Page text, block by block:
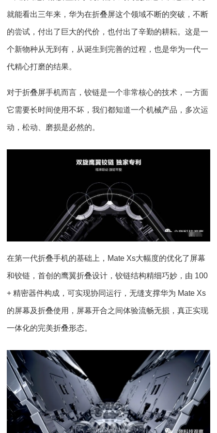
就能看出三年来，华为在折叠屏这个领域不断的突破，不断
的尝试，付出了巨大的代价，也付出了辛勤的耕耘。这是一
个新物种从无到有，从诞生到完善的过程，也是华为一代一
代精心打磨的结果。
对于折叠屏手机而言，铰链是一个非常核心的技术，一方面
它需要长时间使用不坏，我们都知道一个机械产品，多次运
动，松动、磨损是必然的。
在第一代折叠手机的基础上，Mate Xs大幅度的优化了屏幕
和铰链，首创的鹰翼折叠设计，铰链结构精细巧妙，由 100
+ 精密器件构成，可实现协同运行，无缝支撑华为 Mate Xs
的屏幕及折叠使用，屏幕开合之间体验流畅无损，真正实现
一体化的完美折叠形态。